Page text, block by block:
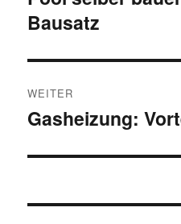
Beitrag:
Bausatz
WEITER
Nächster
Gasheizung: